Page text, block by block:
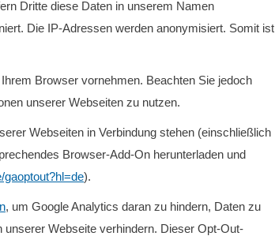
Dritte diese Daten in unserem Namen
Die IP-Adressen werden anonymisiert. Somit ist
Browser vornehmen. Beachten Sie jedoch
unserer Webseiten zu nutzen.
Webseiten in Verbindung stehen (einschließlich
Browser-Add-On herunterladen und
gaoptout?hl=de).
, um Google Analytics daran zu hindern, Daten zu
Webseite verhindern. Dieser Opt-Out-